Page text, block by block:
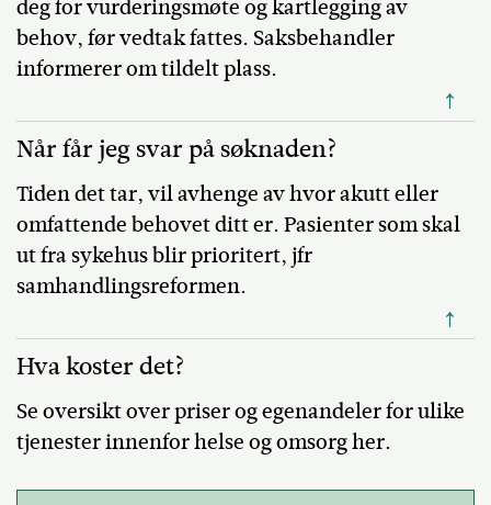
deg for vurderingsmøte og kartlegging av
behov, før vedtak fattes. Saksbehandler
informerer om tildelt plass.
↑
Når får jeg svar på søknaden?
Tiden det tar, vil avhenge av hvor akutt eller
omfattende behovet ditt er. Pasienter som skal
ut fra sykehus blir prioritert, jfr
samhandlingsreformen.
↑
Hva koster det?
Se oversikt over priser og egenandeler for ulike
tjenester innenfor helse og omsorg her.